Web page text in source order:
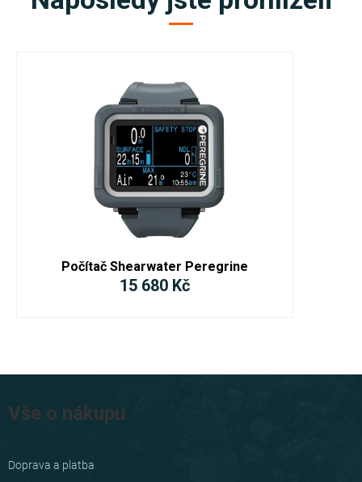
Počítač Shearwater Peregrine
15 680 Kč
á
a
Vše o nákupu
Doprava a platba